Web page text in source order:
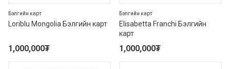
Loriblu Mongolia Бэлгийн карт
Бэлгийн карт
1,000,000₮
Elisabetta Franchi Бэлгийн
карт
Бэлгийн карт
1,000,000₮